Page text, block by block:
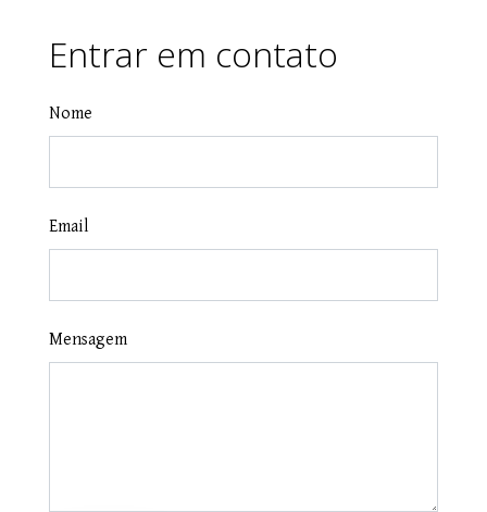
Entrar em contato
Nome
Email
Mensagem